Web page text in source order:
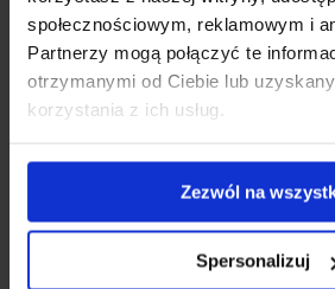
społecznościowym, reklamowym i
Partnerzy mogą połączyć te
otrzymanymi od Ciebie lub
korzystania z ich usług.
Zezwól na
Spersonalizuj
OstroVit Witamina D
4.8